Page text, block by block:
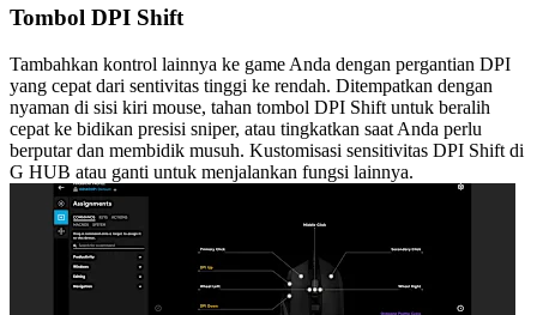
Tombol DPI Shift
Tambahkan kontrol lainnya ke game Anda dengan pergantian DPI
yang cepat dari sentivitas tinggi ke rendah. Ditempatkan dengan
nyaman di sisi kiri mouse, tahan tombol DPI Shift untuk beralih
cepat ke bidikan presisi sniper, atau tingkatkan saat Anda perlu
berputar dan membidik musuh. Kustomisasi sensitivitas DPI Shift di
G HUB atau ganti untuk menjalankan fungsi lainnya.